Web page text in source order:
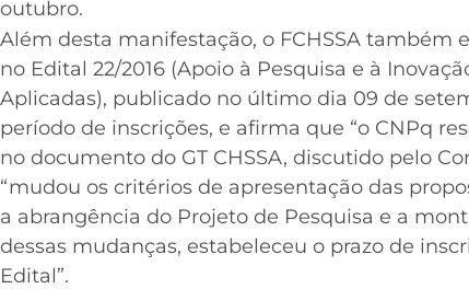
outubro.
Além desta manifestação, o FCHSSA
no Edital 22/2016 (Apoio à Pesquisa e à
Aplicadas), publicado no último dia 09 de
período de inscrições, e afirma que “o CNPq
no documento do GT CHSSA, discutido pelo
“mudou os critérios de apresentação das
a abrangência do Projeto de Pesquisa e a
dessas mudanças, estabeleceu o prazo de
Edital”.